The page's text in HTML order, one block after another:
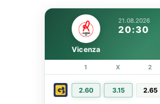
21.08.2026
20:30
Vicenza
1 X 2
2.60 3.15 2.65